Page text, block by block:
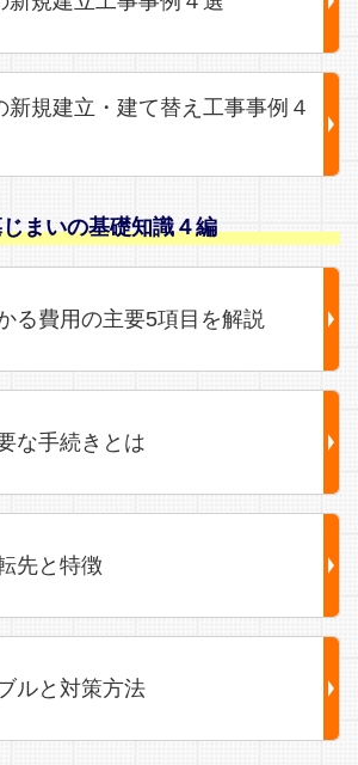
新規建立・建て替え工事事例４
まいの基礎知識４編
る費用の主要5項目を解説
な手続きとは
先と特徴
ルと対策方法